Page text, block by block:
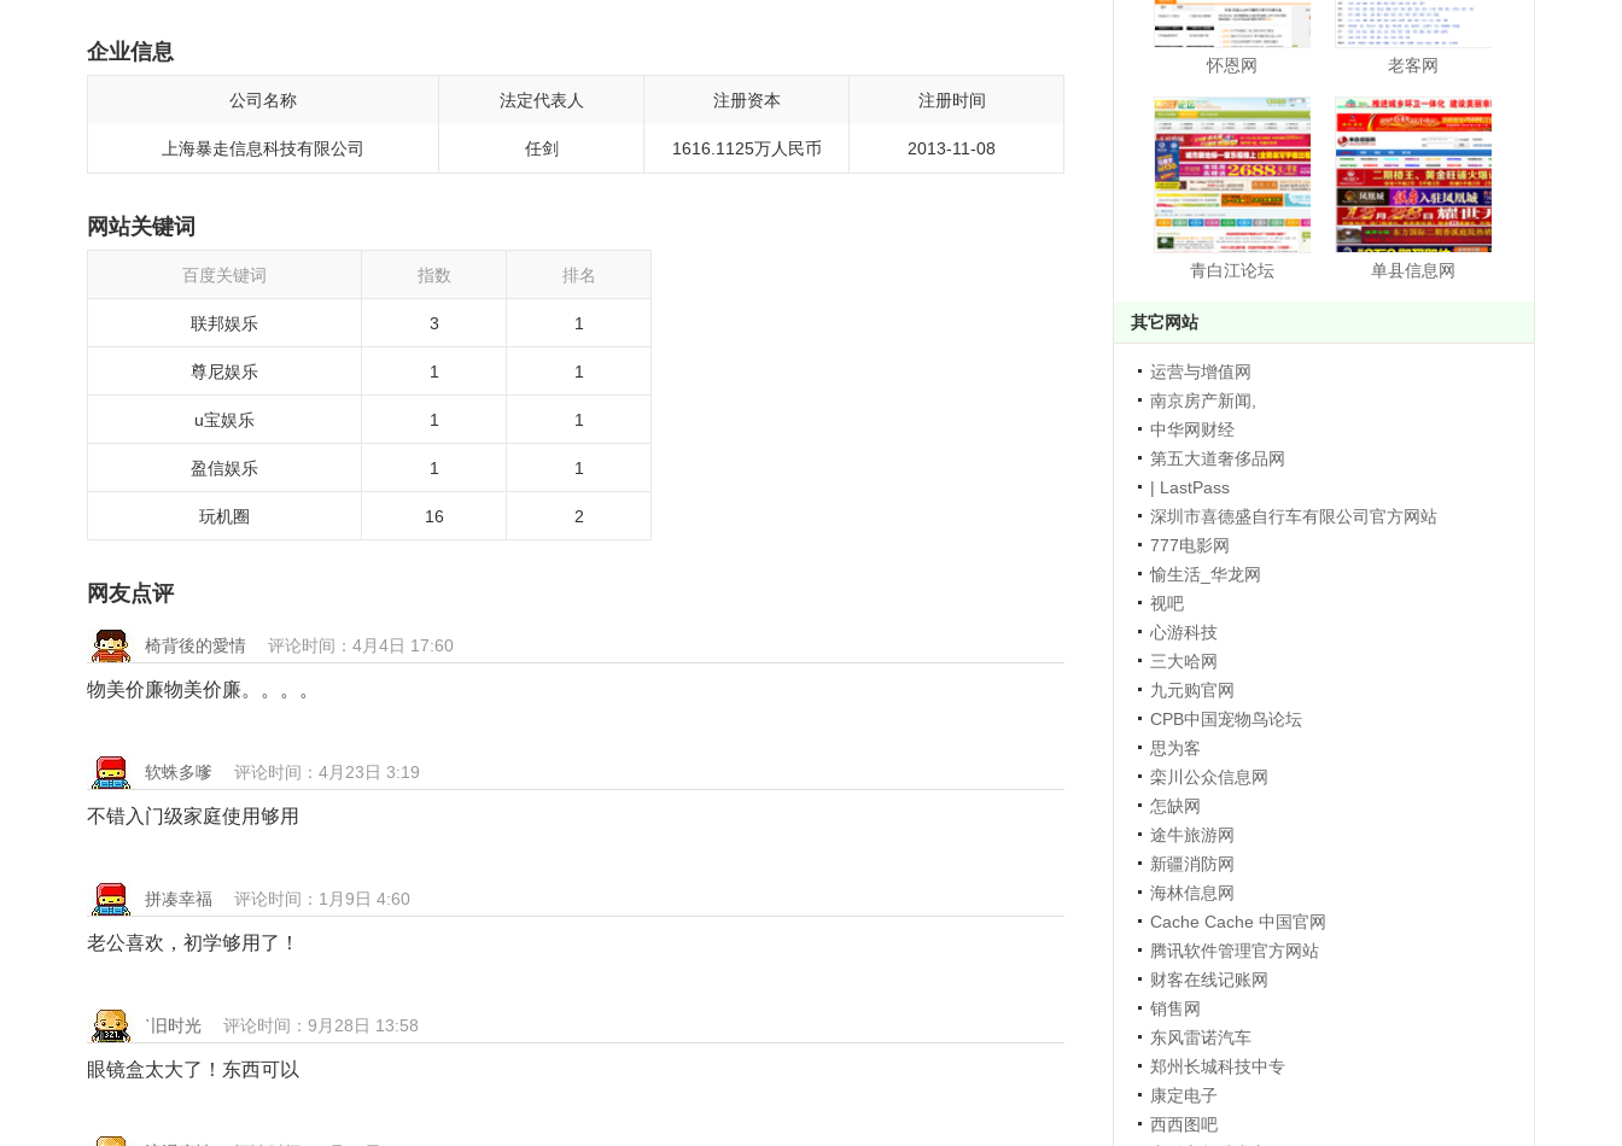
企业信息
公司名称 法定代表人 注册资本 注册时间
上海暴走信息科技有限公司 任剑 1616.1125万人民币 2013-11-08
网站关键词
百度关键词 指数 排名
联邦娱乐 3 1
尊尼娱乐 1 1
u宝娱乐 1 1
盈信娱乐 1 1
玩机圈 16 2
网友点评
椅背後的愛情 评论时间：4月4日 17:60
物美价廉物美价廉。。。。
软蛛多嗲 评论时间：4月23日 3:19
不错入门级家庭使用够用
拼凑幸福 评论时间：1月9日 4:60
老公喜欢，初学够用了！
ˋ旧时光 评论时间：9月28日 13:58
眼镜盒太大了！东西可以
怀恩网 老客网
青白江论坛 单县信息网
其它网站
运营与增值网
南京房产新闻,
中华网财经
第五大道奢侈品网
| LastPass
深圳市喜德盛自行车有限公司官方网站
777电影网
愉生活_华龙网
视吧
心游科技
三大哈网
九元购官网
CPB中国宠物鸟论坛
思为客
栾川公众信息网
怎缺网
途牛旅游网
新疆消防网
海林信息网
Cache Cache 中国官网
腾讯软件管理官方网站
财客在线记账网
销售网
东风雷诺汽车
郑州长城科技中专
康定电子
西西图吧